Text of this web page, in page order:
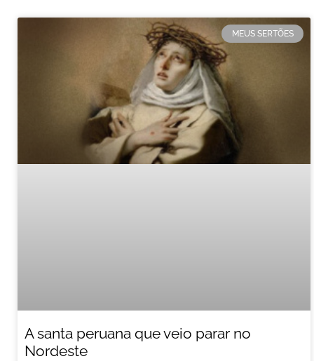
MEUS SERTÕES
A santa peruana que veio parar no
Nordeste